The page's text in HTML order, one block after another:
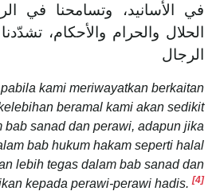
في الأسانيد، وتسامحنا في
الحلال والحرام والأحكام،
الرجال
kami meriwayatkan berkaitan
beramal kami akan sedikit
bab sanad dan perawi, adapun jika
bab hukum hakam seperti halal
lebih tegas dalam bab sanad dan
kepada perawi-perawi hadis.[4]